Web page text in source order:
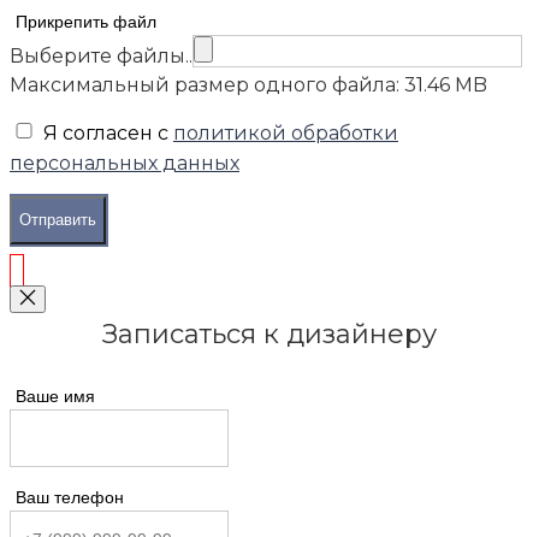
Прикрепить файл
Выберите файлы..
Максимальный размер одного файла: 31.46 MB
Я согласен с политикой обработки
персональных данных
Отправить
Записаться к дизайнеру
Ваше имя
Ваш телефон